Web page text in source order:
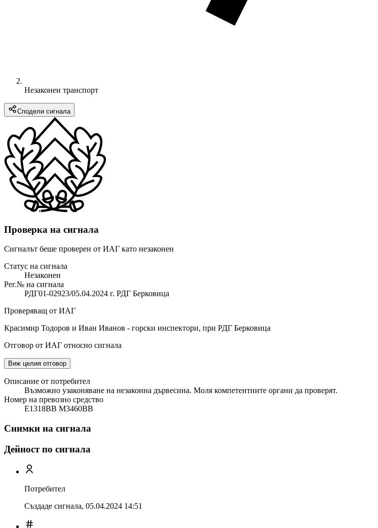
Незаконен транспорт
Сподели сигнала
Проверка на сигнала
Сигналът беше проверен от ИАГ като незаконен
Статус на сигнала
Незаконен
Рег.№ на сигнала
РДГ01-02923/05.04.2024 г. РДГ Берковица
Проверяващ от ИАГ
Красимир Тодоров и Иван Иванов - горски инспектори, при РДГ Берковица
Отговор от ИАГ относно сигнала
Виж целия отговор
Описание от потребител
Възможно узаконяване на незаконна дървесина. Моля компетентните органи да проверят.
Номер на превозно средство
Е1318ВВ М3460ВВ
Снимки на сигнала
Дейност по сигнала
Потребител
Създаде сигнала, 05.04.2024 14:51